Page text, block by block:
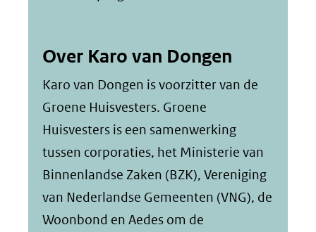
Over Karo van Dongen
Karo van Dongen is voorzitter van de
Groene Huisvesters. Groene
Huisvesters is een samenwerking
tussen corporaties, het Ministerie van
Binnenlandse Zaken (BZK), Vereniging
van Nederlandse Gemeenten (VNG), de
Woonbond en Aedes om de